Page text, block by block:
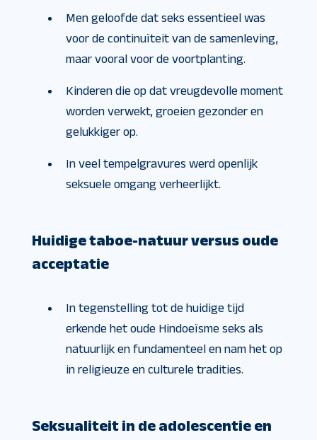
Men geloofde dat seks essentieel was
voor de continuïteit van de samenleving,
maar vooral voor de voortplanting.
Kinderen die op dat vreugdevolle moment
worden verwekt, groeien gezonder en
gelukkiger op.
In veel tempelgravures werd openlijk
seksuele omgang verheerlijkt.
Huidige taboe-natuur versus oude
acceptatie
In tegenstelling tot de huidige tijd
erkende het oude Hindoeïsme seks als
natuurlijk en fundamenteel en nam het op
in religieuze en culturele tradities.
Seksualiteit in de adolescentie en